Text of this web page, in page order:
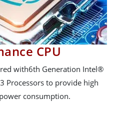
CPU
with6th Generation Intel®
Processors to provide high
consumption.